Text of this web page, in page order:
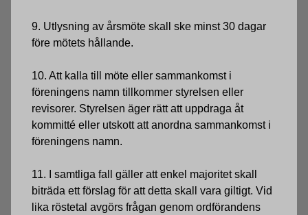
9. Utlysning av årsmöte skall ske minst 30 dagar
före mötets hållande.
10. Att kalla till möte eller sammankomst i
föreningens namn tillkommer styrelsen eller
revisorer. Styrelsen äger rätt att uppdraga åt
kommitté eller utskott att anord­na sammankomst i
föreningens namn.
11. I samtliga fall gäller att enkel majoritet skall
biträda ett förslag för att detta skall vara giltigt. Vid
lika röstetal avgörs frågan genom ordförandens